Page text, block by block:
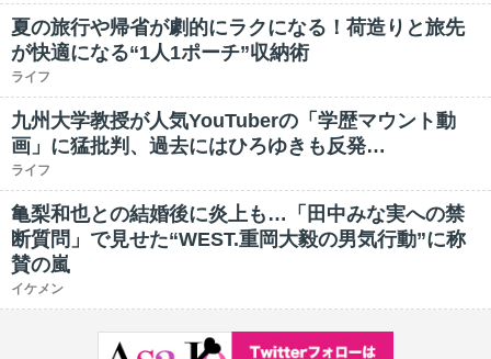
夏の旅行や帰省が劇的にラクになる！荷造りと旅先
が快適になる“1人1ポーチ”収納術
ライフ
九州大学教授が人気YouTuberの「学歴マウント動
画」に猛批判、過去にはひろゆきも反発…
ライフ
亀梨和也との結婚後に炎上も…「田中みな実への禁
断質問」で見せた“WEST.重岡大毅の男気行動”に称
賛の嵐
イケメン